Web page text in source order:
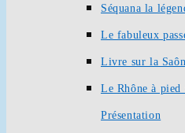
Séquana la
Le fabuleux
Livre sur la
Le Rhône à
Présentation